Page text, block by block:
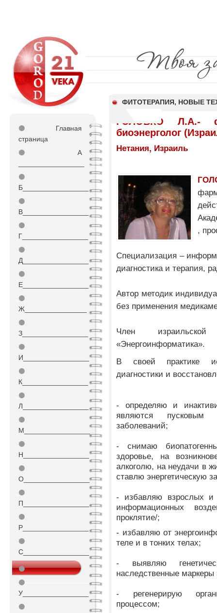
ФИТОТЕРАПИЯ, НОВЫЕ
⚫
Главная
страница
⚫
А
⚫
Б_________________
⚫
В_________________
⚫
Г_________________
⚫
Д_________________
⚫
Е_________________
⚫
Ж________________
⚫
З_________________
⚫
И_________________
⚫
К_________________
⚫
Л_________________
⚫
М_________________
⚫
Н_________________
⚫
О_________________
⚫
П_________________
⚫
Р_________________
⚫
С_________________
⚫
Т_________________
⚫
У_________________
⚫
ГОЛОВКО Л.А.-
биоэнерголог
Нетания, Израиль
,
Специализация –
диагностика и терапия,
Автор методик
без применения
Член израильской
«Энергоинформатика».
В своей практике
диагностики и
- определяю и
являются пусковым
заболеваний;
- снимаю
здоровье, на
алкоголю, на неудачи в
ставлю энергетическую
- избавляю взрослых и
информационных
проклятие/;
- избавляю от
теле и в тонких телах;
- выявляю
наследственные
- регенерирую
процессом;